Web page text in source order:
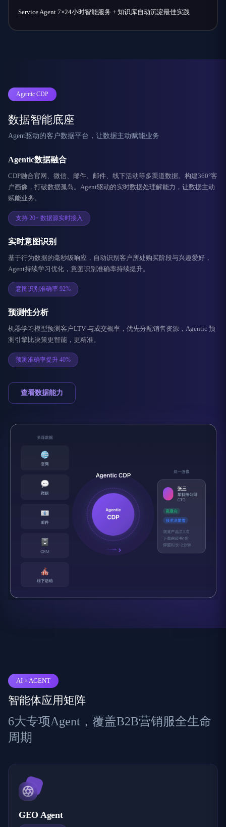
Service Agent 7×24小时智能服务 + 知识库自动沉淀最佳实践
Agentic CDP
数据智能底座
Agent驱动的客户数据平台，让数据主动赋能业务
Agentic数据融合
CDP融合官网、微信、邮件、邮件、线下活动等多渠道数据。构建360°客
户画像，打破数据孤岛。Agent驱动的实时数据处理解能力，让数据主动
赋能业务。
支持 20+ 数据源实时接入
实时意图识别
基于行为数据的毫秒级响应，自动识别客户所处购买阶段与兴趣爱好，
Agent持续学习优化，意图识别准确率持续提升。
意图识别准确率 92%
预测性分析
机器学习模型预测客户LTV 与成交概率，优先分配销售资源，Agentic 预
测引擎比决策更智能，更精准。
预测准确率提升 40%
查看数据能力
AI × AGENT
智能体应用矩阵
6大专项Agent，覆盖B2B营销服全生命
周期
GEO Agent